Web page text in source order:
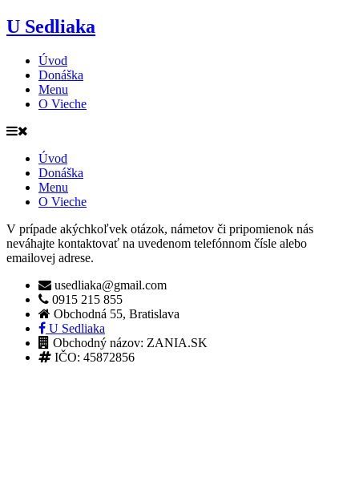
U Sedliaka
Úvod
Donáška
Menu
O Vieche
Úvod
Donáška
Menu
O Vieche
V prípade akýchkoľvek otázok, námetov či pripomienok nás
neváhajte kontaktovať na uvedenom telefónnom čísle alebo
emailovej adrese.
usedliaka@gmail.com
0915 215 855
Obchodná 55, Bratislava
U Sedliaka
Obchodný názov: ZANIA.SK
IČO: 45872856